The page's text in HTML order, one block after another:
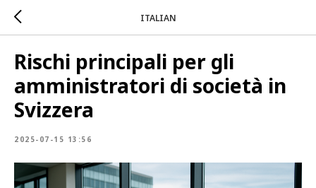
ITALIAN
Rischi principali per gli
amministratori di società in
Svizzera
2025-07-15 13:56